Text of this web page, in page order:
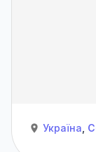
Україна